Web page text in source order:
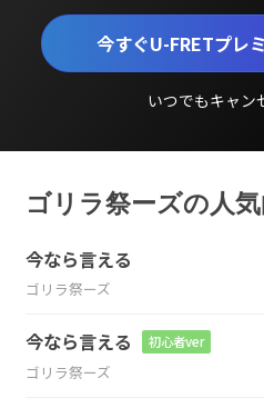
今すぐU-FRETプレ
いつでもキャン
ゴリラ祭ーズの人
今なら言える
ゴリラ祭ーズ
今なら言える 初心者ver
ゴリラ祭ーズ